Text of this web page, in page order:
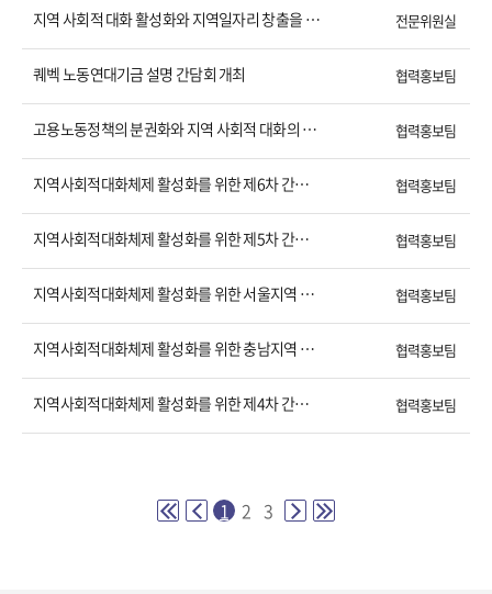
지역 사회적 대화 활성화와 지역일자리 창출을 위한 1차 전문가 간담회 전문위원실
퀘벡 노동연대기금 설명 간담회 개최 협력홍보팀
고용노동정책의 분권화와 지역 사회적 대화의 활성화 협력홍보팀
지역사회적대화체제 활성화를 위한 제6차 간담회 결과보고 협력홍보팀
지역사회적대화체제 활성화를 위한 제5차 간담회 결과보고 협력홍보팀
지역사회적대화체제 활성화를 위한 서울지역 간담회 협력홍보팀
지역사회적대화체제 활성화를 위한 충남지역 간담회 협력홍보팀
지역사회적대화체제 활성화를 위한 제4차 간담회 결과보고 협력홍보팀
1 2 3